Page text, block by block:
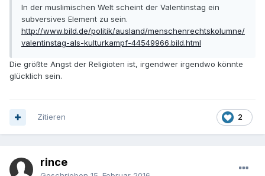
In der muslimischen Welt scheint der Valentinstag ein
subversives Element zu sein.
http://www.bild.de/politik/ausland/menschenrechtskolumne/
valentinstag-als-kulturkampf-44549966.bild.html
Die größte Angst der Religioten ist, irgendwer irgendwo könnte
glücklich sein.
2
Zitieren
rince